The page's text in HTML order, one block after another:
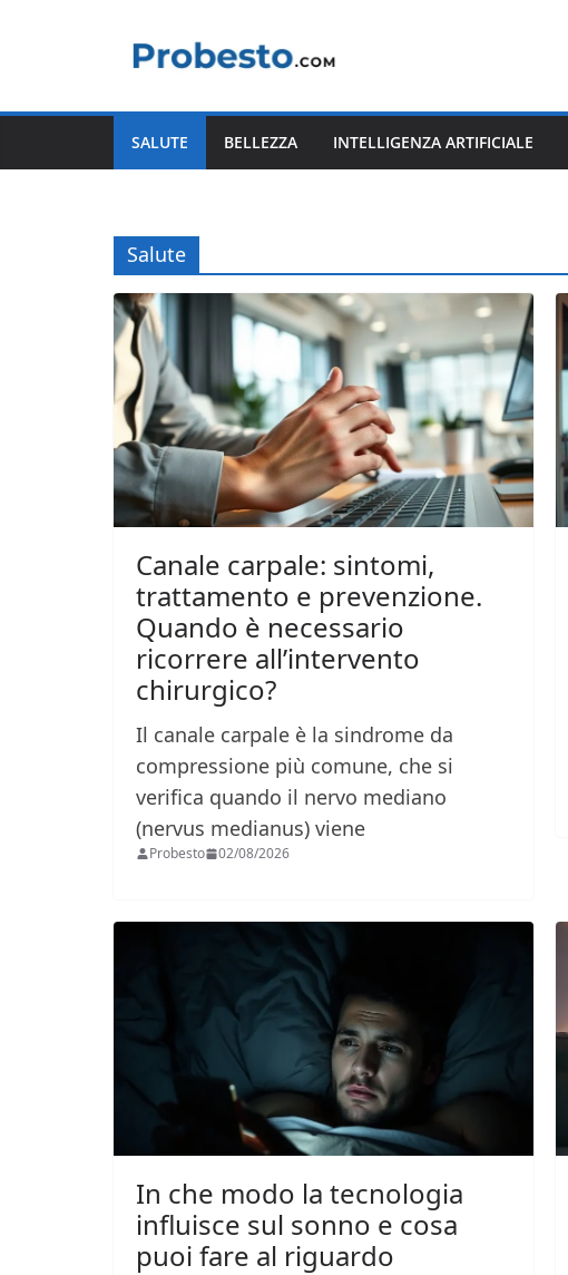
SALUTE BELLEZZA INTELLIGENZA ARTIFICIALE
Salute
Canale carpale: sintomi,
trattamento e prevenzione.
Quando è necessario
ricorrere all’intervento
chirurgico?
Il canale carpale è la sindrome da
compressione più comune, che si
verifica quando il nervo mediano
(nervus medianus) viene
Probesto 02/08/2026
In che modo la tecnologia
influisce sul sonno e cosa
puoi fare al riguardo